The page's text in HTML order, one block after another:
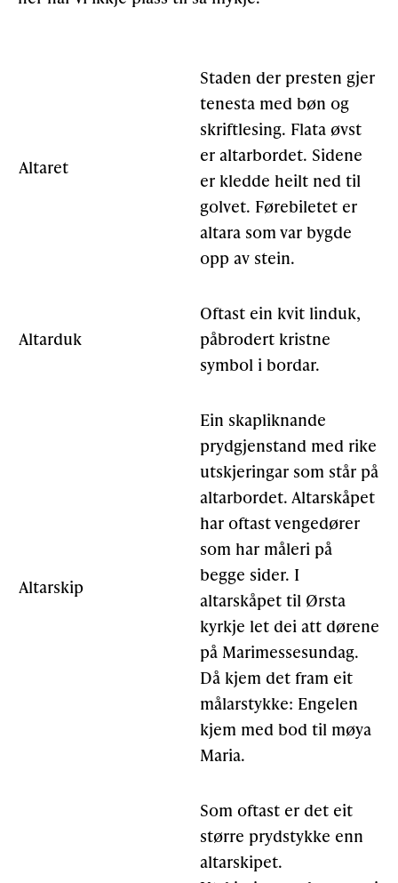
Altaret
Staden der presten gjer
tenesta med bøn og
skriftlesing. Flata øvst
er altarbordet. Sidene
er kledde heilt ned til
golvet. Førebiletet er
altara som var bygde
opp av stein.
Altarduk
Oftast ein kvit linduk,
påbrodert kristne
symbol i bordar.
Altarskip
Ein skapliknande
prydgjenstand med rike
utskjeringar som står på
altarbordet. Altarskåpet
har oftast vengedører
som har måleri på
begge sider. I
altarskåpet til Ørsta
kyrkje let dei att dørene
på Marimessesundag.
Då kjem det fram eit
målarstykke: Engelen
kjem med bod til møya
Maria.
Som oftast er det eit
større prydstykke enn
altarskipet.